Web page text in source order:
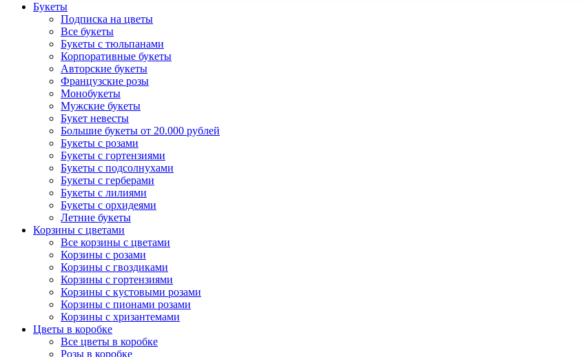
Букеты
Подписка на цветы
Все букеты
Букеты с тюльпанами
Корпоративные букеты
Авторские букеты
Французские розы
Монобукеты
Мужские букеты
Букет невесты
Большие букеты от 20.000 рублей
Букеты с розами
Букеты с гортензиями
Букеты с подсолнухами
Букеты с герберами
Букеты с лилиями
Букеты с орхидеями
Летние букеты
Корзины с цветами
Все корзины с цветами
Корзины с розами
Корзины с гвоздиками
Корзины с гортензиями
Корзины с кустовыми розами
Корзины с пионами розами
Корзины с хризантемами
Цветы в коробке
Все цветы в коробке
Розы в коробке